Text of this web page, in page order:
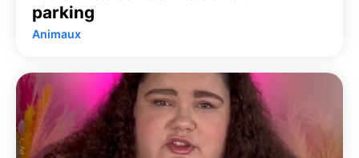
parking
Animaux